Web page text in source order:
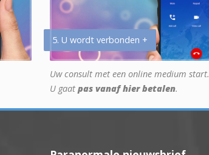
5. U wordt verbonden +
Uw consult met een online medium start.
U gaat pas vanaf hier betalen.